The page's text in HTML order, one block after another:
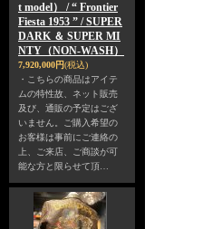
t model） / “ Frontier
Fiesta 1953 ” / SUPER
DARK ＆ SUPER MI
NTY（NON-WASH）
7,920,000円(税込)
・こちらの商品はアイテ
ムの特性故、ネット販売
及び、通販の予定はござ
いません。ご購入希望の
お客様は事前にご連絡の
上、ご来店、ご商談が可
能な方と限らせて頂…